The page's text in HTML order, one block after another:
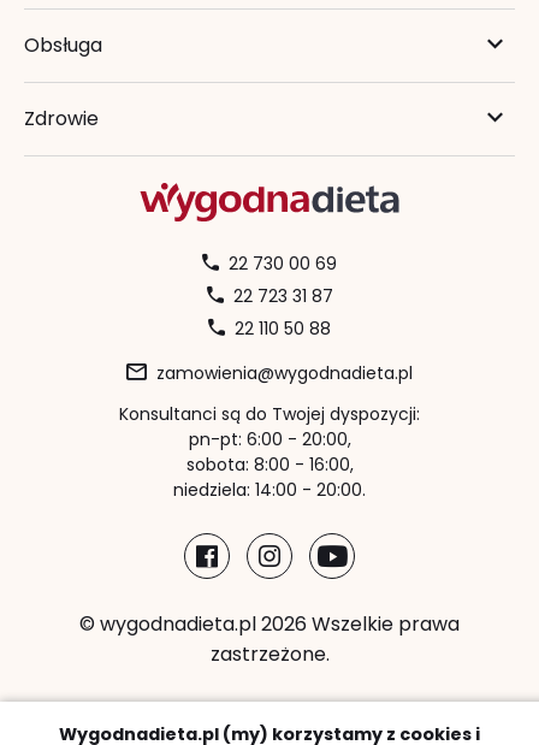
Obsługa
Zdrowie
22 730 00 69
22 723 31 87
22 110 50 88
zamowienia@wygodnadieta.pl
Konsultanci są do Twojej dyspozycji:
pn-pt: 6:00 - 20:00,
sobota: 8:00 - 16:00,
niedziela: 14:00 - 20:00.
© wygodnadieta.pl 2026 Wszelkie prawa
zastrzeżone.
Metody płatności:
Wygodnadieta.pl (my) korzystamy z cookies i